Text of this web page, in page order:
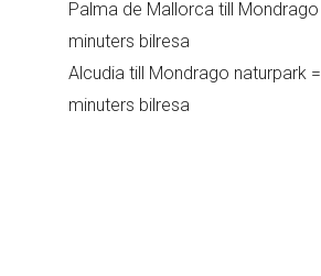
Palma de Mallorca till
minuters bilresa
Alcudia till Mondrago naturpark
minuters bilresa